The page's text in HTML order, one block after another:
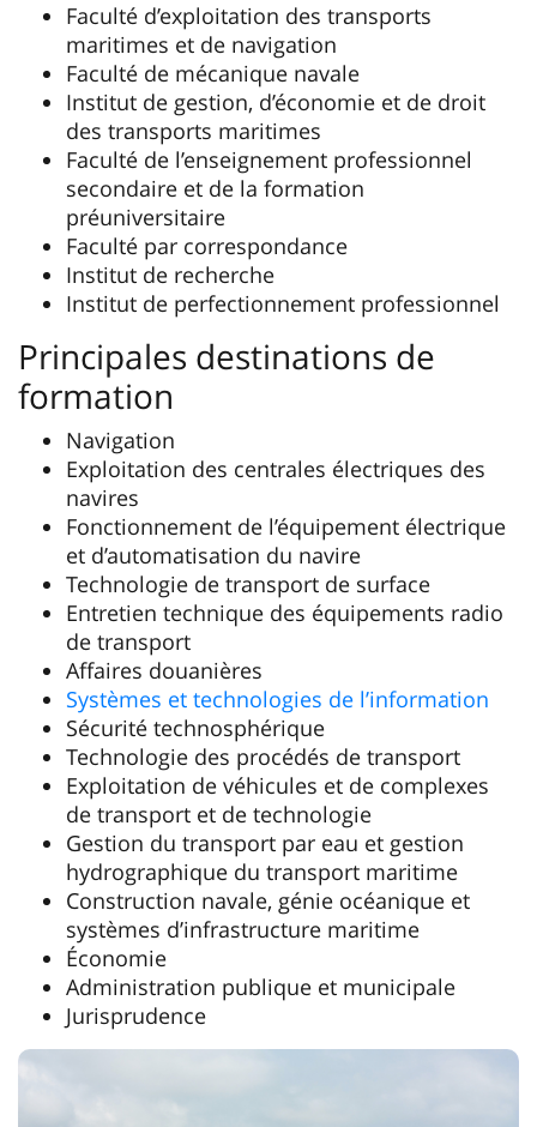
Faculté d’exploitation des transports
maritimes et de navigation
Faculté de mécanique navale
Institut de gestion, d’économie et de droit
des transports maritimes
Faculté de l’enseignement professionnel
secondaire et de la formation
préuniversitaire
Faculté par correspondance
Institut de recherche
Institut de perfectionnement professionnel
Principales destinations de
formation
Navigation
Exploitation des centrales électriques des
navires
Fonctionnement de l’équipement électrique
et d’automatisation du navire
Technologie de transport de surface
Entretien technique des équipements radio
de transport
Affaires douanières
Systèmes et technologies de l’information
Sécurité technosphérique
Technologie des procédés de transport
Exploitation de véhicules et de complexes
de transport et de technologie
Gestion du transport par eau et gestion
hydrographique du transport maritime
Construction navale, génie océanique et
systèmes d’infrastructure maritime
Économie
Administration publique et municipale
Jurisprudence